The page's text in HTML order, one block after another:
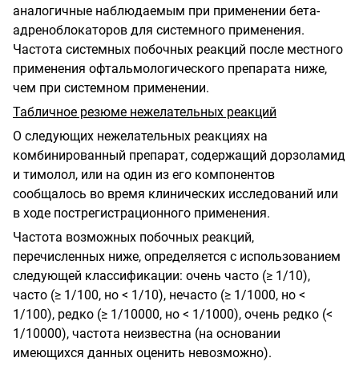
аналогичные наблюдаемым при применении бета-
адреноблокаторов для системного применения.
Частота системных побочных реакций после местного
применения офтальмологического препарата ниже,
чем при системном применении.
Табличное резюме нежелательных реакций
О следующих нежелательных реакциях на
комбинированный препарат, содержащий дорзоламид
и тимолол, или на один из его компонентов
сообщалось во время клинических исследований или
в ходе пострегистрационного применения.
Частота возможных побочных реакций,
перечисленных ниже, определяется с использованием
следующей классификации: очень часто (≥ 1/10),
часто (≥ 1/100, но < 1/10), нечасто (≥ 1/1000, но <
1/100), редко (≥ 1/10000, но < 1/1000), очень редко (<
1/10000), частота неизвестна (на основании
имеющихся данных оценить невозможно).